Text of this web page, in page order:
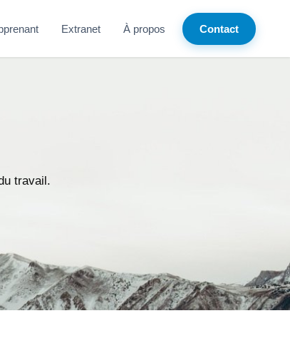
Extranet À propos Contact
travail.